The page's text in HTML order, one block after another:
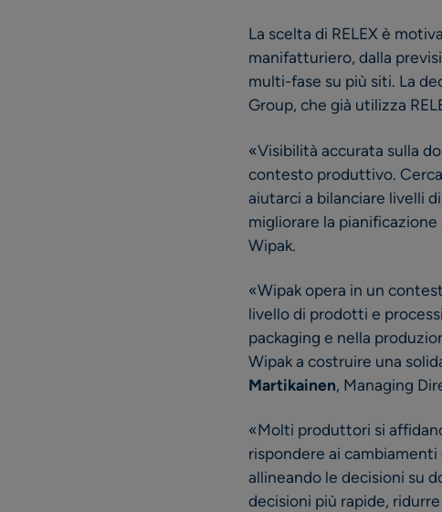
La scelta di RELEX è
manifatturiero, dalla
multi-fase su più siti. La
Group, che già utilizza
«Visibilità accurata sulla
contesto produttivo.
aiutarci a bilanciare livelli
migliorare la
Wipak.
«Wipak opera in un
livello di prodotti e
packaging e nella
Wipak a costruire una
Martikainen, Managing
«Molti produttori si
rispondere ai
allineando le decisioni su
decisioni più rapide,